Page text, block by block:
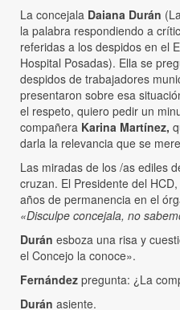
La concejala Daiana Durán
la palabra respondiendo a
referidas a los despidos en el
Hospital Posadas). Ella se
despidos de trabajadores
presentaron sobre esa
el respeto, quiero pedir un
compañera Karina Martínez,
darla la relevancia que se
Las miradas de los /as ediles
cruzan. El Presidente del HCD,
años de permanencia en el
«Disculpe concejala, no
Durán esboza una risa y
el Concejo la conoce».
Fernández pregunta: ¿La
Durán asiente.